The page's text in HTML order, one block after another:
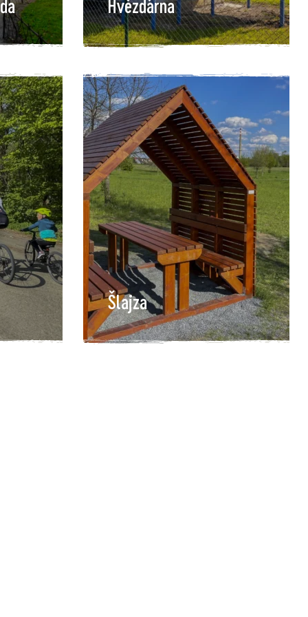
Hvězdárna
oblíbené místo
Šlajza